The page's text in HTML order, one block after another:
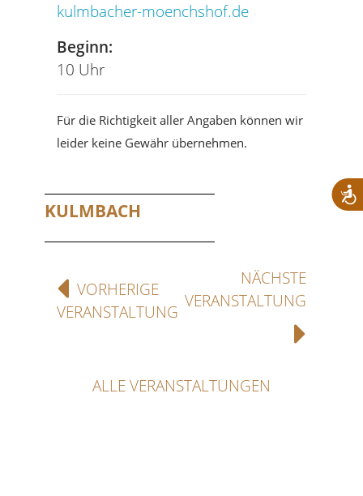
kulmbacher-moenchshof.de
Beginn:
10 Uhr
Für die Richtigkeit aller Angaben können wir
leider keine Gewähr übernehmen.
KULMBACH
VORHERIGE
VERANSTALTUNG
NÄCHSTE
VERANSTALTUNG
ALLE VERANSTALTUNGEN